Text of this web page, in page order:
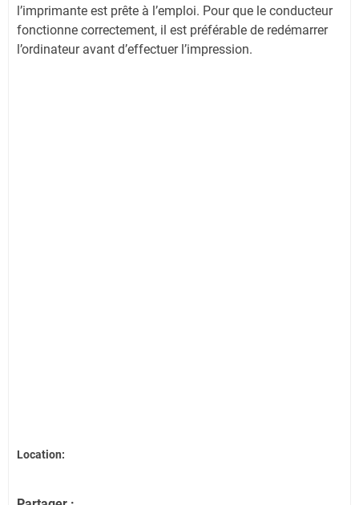
l’imprimante est prête à l’emploi. Pour que le conducteur
fonctionne correctement, il est préférable de redémarrer
l’ordinateur avant d’effectuer l’impression.
Location: